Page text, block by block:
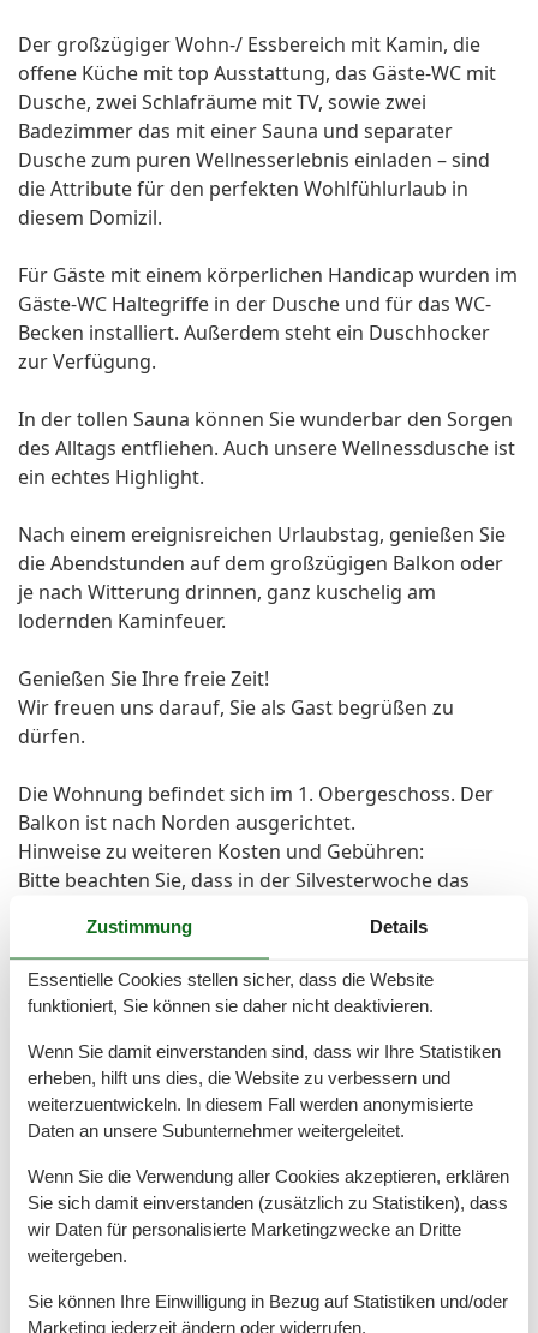
Der großzügiger Wohn-/ Essbereich mit Kamin, die
offene Küche mit top Ausstattung, das Gäste-WC mit
Dusche, zwei Schlafräume mit TV, sowie zwei
Badezimmer das mit einer Sauna und separater
Dusche zum puren Wellnesserlebnis einladen – sind
die Attribute für den perfekten Wohlfühlurlaub in
diesem Domizil.
Für Gäste mit einem körperlichen Handicap wurden im
Gäste-WC Haltegriffe in der Dusche und für das WC-
Becken installiert. Außerdem steht ein Duschhocker
zur Verfügung.
In der tollen Sauna können Sie wunderbar den Sorgen
des Alltags entfliehen. Auch unsere Wellnessdusche ist
ein echtes Highlight.
Nach einem ereignisreichen Urlaubstag, genießen Sie
die Abendstunden auf dem großzügigen Balkon oder
je nach Witterung drinnen, ganz kuschelig am
lodernden Kaminfeuer.
Genießen Sie Ihre freie Zeit!
Wir freuen uns darauf, Sie als Gast begrüßen zu
dürfen.
Die Wohnung befindet sich im 1. Obergeschoss. Der
Balkon ist nach Norden ausgerichtet.
Hinweise zu weiteren Kosten und Gebühren:
Bitte beachten Sie, dass in der Silvesterwoche das
flexibel, buchbar ist.
150,- € Sicherheitsleistung wird im Voraus fällig und
muss mit der Miete überwiesen werden. Die
Strom/Wasser/Heizung sind inklusive.
Bett- und Badwäsche können auf Wunsch
kostenpflichtig bestellt werden.
Die Kurabgabe wird vor Anreise fällig.
Ein Hund gegen Aufpreis buchbar. Für die Buchung
weiterer Hunde kontaktieren Sie bitte Ihre Agentur.
Ein Parkplatz steht in der Tiefgarage mit einer
Durchfahrtshöhe von 2,0 Metern kostenfrei zur
Kommen Sie mit Ihrem Fahrzeug nicht in die
Zustimmung Details
Essentielle Cookies stellen sicher, dass die Website
funktioniert, Sie können sie daher nicht deaktivieren.
Wenn Sie damit einverstanden sind, dass wir Ihre Statistiken
erheben, hilft uns dies, die Website zu verbessern und
weiterzuentwickeln. In diesem Fall werden anonymisierte
Daten an unsere Subunternehmer weitergeleitet.
Wenn Sie die Verwendung aller Cookies akzeptieren, erklären
Sie sich damit einverstanden (zusätzlich zu Statistiken), dass
wir Daten für personalisierte Marketingzwecke an Dritte
weitergeben.
Sie können Ihre Einwilligung in Bezug auf Statistiken und/oder
Marketing jederzeit ändern oder widerrufen.